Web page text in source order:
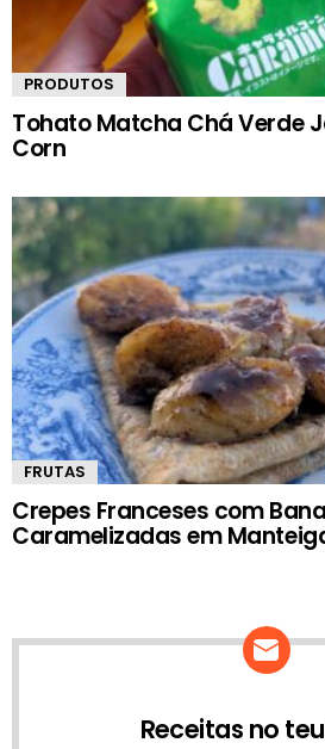
PRODUTOS
Tohato Matcha Chá Verde
Corn
FRUTAS
Crepes Franceses com
Caramelizadas em
Receitas no